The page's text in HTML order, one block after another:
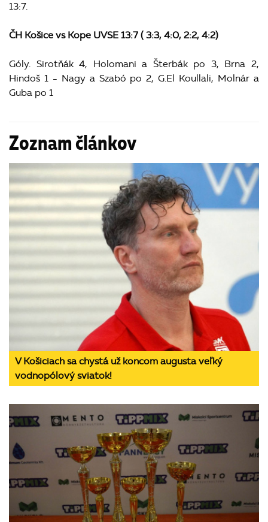
13:7.
ČH Košice vs Kope UVSE 13:7 ( 3:3, 4:0, 2:2, 4:2)
Góly. Sirotňák 4, Holomani a Šterbák po 3, Brna 2,
Hindoš 1 - Nagy a Szabó po 2, G.El Koullali, Molnár a
Guba po 1
Zoznam článkov
V Košiciach sa chystá už koncom augusta veľký
vodnopólový sviatok!